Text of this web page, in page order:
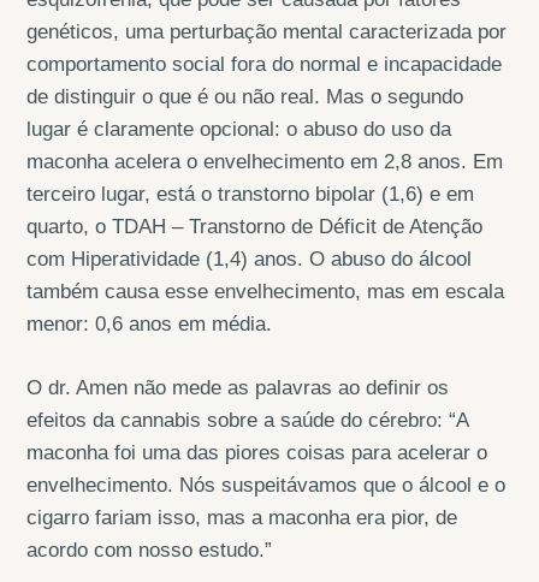
genéticos, uma perturbação mental caracterizada por
comportamento social fora do normal e incapacidade
de distinguir o que é ou não real. Mas o segundo
lugar é claramente opcional: o abuso do uso da
maconha acelera o envelhecimento em 2,8 anos. Em
terceiro lugar, está o transtorno bipolar (1,6) e em
quarto, o TDAH – Transtorno de Déficit de Atenção
com Hiperatividade (1,4) anos. O abuso do álcool
também causa esse envelhecimento, mas em escala
menor: 0,6 anos em média.
O dr. Amen não mede as palavras ao definir os
efeitos da cannabis sobre a saúde do cérebro: “A
maconha foi uma das piores coisas para acelerar o
envelhecimento. Nós suspeitávamos que o álcool e o
cigarro fariam isso, mas a maconha era pior, de
acordo com nosso estudo.”